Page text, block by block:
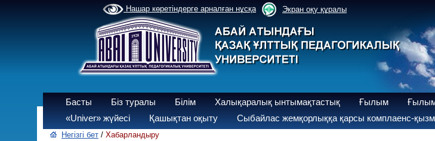
Нашар көретіндерге арналған нұсқа Экран оқу құралы
Басты Біз туралы Білім Халықаралық ынтымақтастық Ғылым
«Univer» жүйесі
Қашықтан оқыту Сыбайлас жемқорлыққа қарсы комплаенс-
Негізгі бет / Хабарландыру